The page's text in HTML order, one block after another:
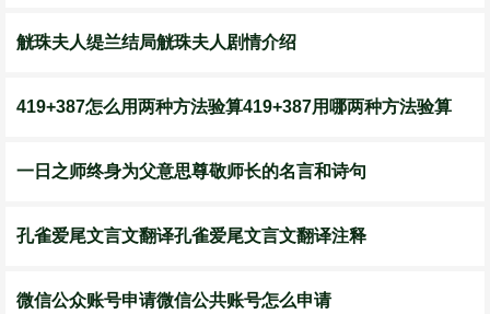
觥珠夫人缇兰结局觥珠夫人剧情介绍
419+387怎么用两种方法验算419+387用哪两种方法验算
一日之师终身为父意思尊敬师长的名言和诗句
孔雀爱尾文言文翻译孔雀爱尾文言文翻译注释
微信公众账号申请微信公共账号怎么申请